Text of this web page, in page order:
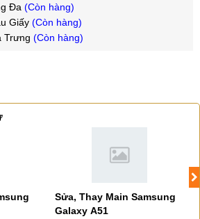
Đa (Còn hàng)
Giấy (Còn hàng)
Trưng (Còn hàng)
Sửa, Thay Main Samsung
Galaxy A51